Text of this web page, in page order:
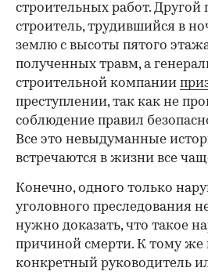
строительных работ. Другой
строитель, трудившийся в
землю с высоты пятого
полученных травм, а
строительной компании
преступлении, так как не
соблюдение правил
Все это невыдуманные
встречаются в жизни все
Конечно, одного только
уголовного преследования
нужно доказать, что такое
причиной смерти. К тому же
конкретный руководитель